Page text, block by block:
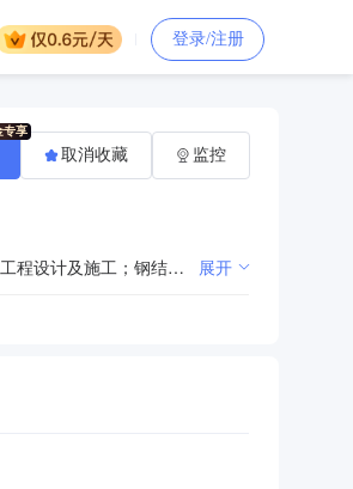
登录/注册
销售：建筑材料、钢材、不锈钢制品、装修装饰材料、塑钢门窗、金属制品；铝合金门窗、塑钢门窗的安装及售后服务；建筑装饰工程设计及施工；钢结构工程设计及施工；建筑幕墙工程设计及施工；设计、制作、代理、发布国内各类户外广告（气球广告除外）（依法须经批准的项目，经相关部门批准后方可开展经营活动）。 展开
取消收藏 监控